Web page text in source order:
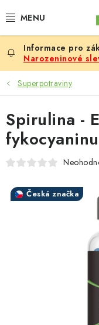
na
PREMIUM
DOPLŇKY STRAVY
CÍLE
POTRAVINY, NÁPOJE
BESTSELLERY
Narozeninové
Superpotraviny
Spirulina -
Česká značka